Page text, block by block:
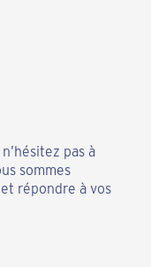
pas à
sommes
répondre à vos